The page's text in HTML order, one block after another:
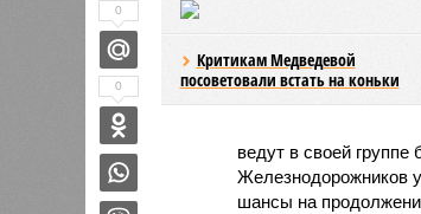
Критикам Медведевой
посоветовали встать на коньки
ведут в своей
Железнодорожников
шансы на
0
0